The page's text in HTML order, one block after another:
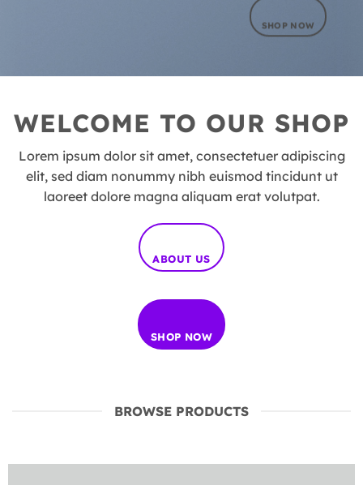
SHOP NOW
WELCOME TO OUR SHOP
Lorem ipsum dolor sit amet, consectetuer adipiscing
elit, sed diam nonummy nibh euismod tincidunt ut
laoreet dolore magna aliquam erat volutpat.
ABOUT US
SHOP NOW
BROWSE PRODUCTS